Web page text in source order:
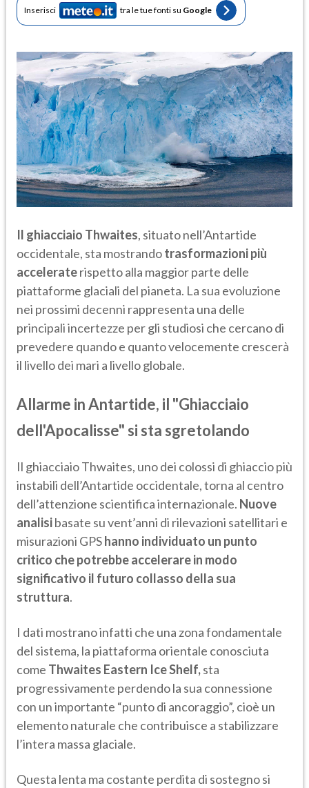
Inserisci tra le tue fonti su Google
Il ghiacciaio Thwaites, situato nell’Antartide
occidentale, sta mostrandotrasformazioni più
acceleraterispetto alla maggior parte delle
piattaforme glaciali del pianeta. La sua evoluzione
nei prossimi decenni rappresenta una delle
principali incertezze per gli studiosi che cercano di
prevedere quando e quanto velocemente crescerà
il livello dei mari a livello globale.
Allarme in Antartide, il "Ghiacciaio
dell'Apocalisse" si sta sgretolando
Il ghiacciaio Thwaites, uno dei colossi di ghiaccio più
instabili dell’Antartide occidentale, torna al centro
dell’attenzione scientifica internazionale. Nuove
analisibasate su vent’anni di rilevazioni satellitari e
misurazioni GPShanno individuato un punto
critico che potrebbe accelerare in modo
significativo il futuro collasso della sua
struttura.
I dati mostrano infatti che una zona fondamentale
del sistema, la piattaforma orientale conosciuta
come Thwaites Eastern Ice Shelf,sta
progressivamente perdendo la sua connessione
con un importante “punto di ancoraggio”, cioè un
elemento naturale che contribuisce a stabilizzare
l’intera massa glaciale.
Questa lenta ma costante perdita di sostegno si